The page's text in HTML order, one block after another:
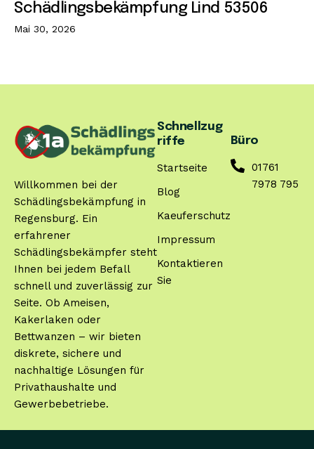
Schädlingsbekämpfung Lind 53506
Mai 30, 2026
Willkommen bei der
Schädlingsbekämpfung in
Regensburg. Ein
erfahrener
Schädlingsbekämpfer steht
Ihnen bei jedem Befall
schnell und zuverlässig zur
Seite. Ob Ameisen,
Kakerlaken oder
Bettwanzen – wir bieten
diskrete, sichere und
nachhaltige Lösungen für
Privathaushalte und
Gewerbebetriebe.
Schnellzug
riffe
Startseite
Blog
Kaeuferschutz
Impressum
Kontaktieren
Sie
Büro
01761
7978 795